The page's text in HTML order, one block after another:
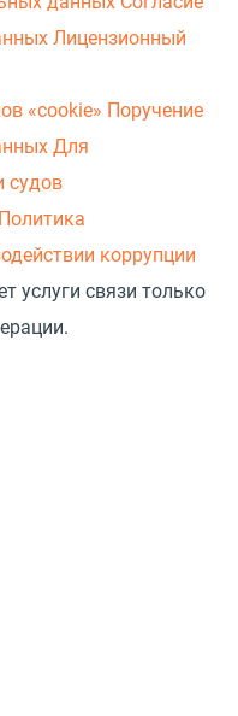
Лицензионный
«cookie» Поручение
Для
судов
Политика
коррупции
услуги связи только